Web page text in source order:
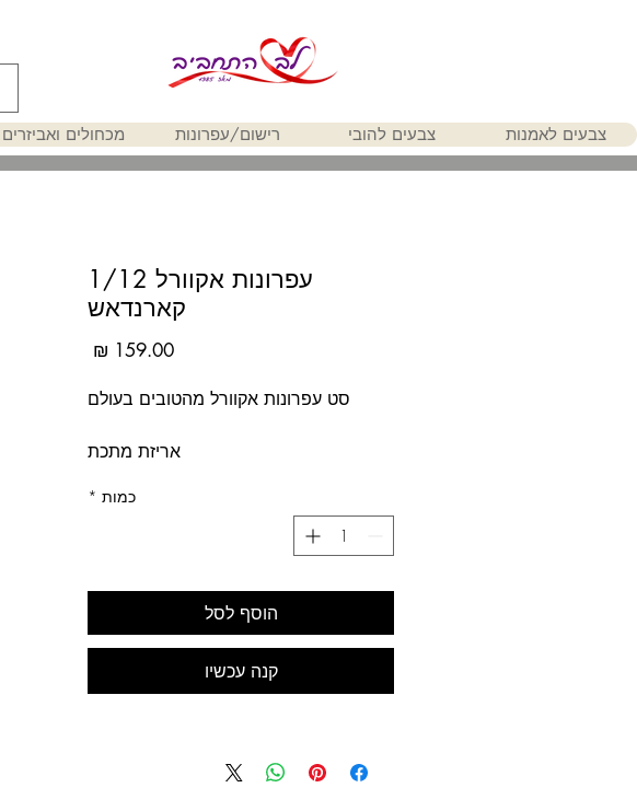
צבעים לאמנות צבעים להובי רישום/עפרונות מכחולים ואביזרים
עפרונות אקוורל 1/12
קארנדאש
סט עפרונות אקוורל מהטובים בעולם
אריזת מתכת
כמות *
הוסף לסל
קנה עכשיו